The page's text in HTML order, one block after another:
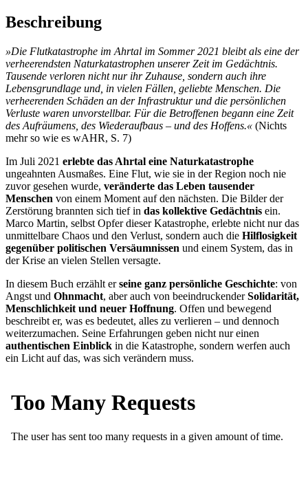
Beschreibung
»Die Flutkatastrophe im Ahrtal im Sommer 2021 bleibt als eine der
verheerendsten Naturkatastrophen unserer Zeit im Gedächtnis.
Tausende verloren nicht nur ihr Zuhause, sondern auch ihre
Lebensgrundlage und, in vielen Fällen, geliebte Menschen. Die
verheerenden Schäden an der Infrastruktur und die persönlichen
Verluste waren unvorstellbar. Für die Betroffenen begann eine Zeit
des Aufräumens, des Wiederaufbaus – und des Hoffens.« (Nichts
mehr so wie es wAHR, S. 7)
Im Juli 2021 erlebte das Ahrtal eine Naturkatastrophe
ungeahnten Ausmaßes. Eine Flut, wie sie in der Region noch nie
zuvor gesehen wurde, veränderte das Leben tausender
Menschen von einem Moment auf den nächsten. Die Bilder der
Zerstörung brannten sich tief in das kollektive Gedächtnis ein.
Marco Martin, selbst Opfer dieser Katastrophe, erlebte nicht nur das
unmittelbare Chaos und den Verlust, sondern auch die Hilflosigkeit
gegenüber politischen Versäumnissen und einem System, das in
der Krise an vielen Stellen versagte.
In diesem Buch erzählt erseine ganz persönliche Geschichte: von
Angst und Ohnmacht, aber auch von beeindruckenderSolidarität,
Menschlichkeit und neuer Hoffnung. Offen und bewegend
beschreibt er, was es bedeutet, alles zu verlieren – und dennoch
weiterzumachen. Seine Erfahrungen geben nicht nur einen
authentischen Einblick in die Katastrophe, sondern werfen auch
ein Licht auf das, was sich verändern muss.